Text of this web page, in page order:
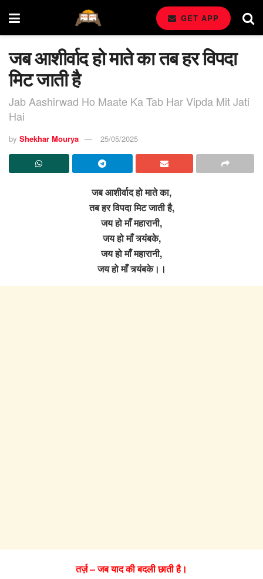
GET APP
जब आशीर्वाद हो माते का तब हर विपदा
मिट जाती है
Jab Aashirwad Ho Maate Ka Tab Har Vipda Mit Jati
Hai
by Shekhar Mourya 25/05/2025
जब आशीर्वाद हो माते का,
तब हर विपदा मिट जाती है,
जय हो माँ महारानी,
जय हो माँ त्र्यंबके,
जय हो माँ महारानी,
जय हो माँ त्र्यंबके।।
तर्ज़ – जब याद की बदली छाती है।